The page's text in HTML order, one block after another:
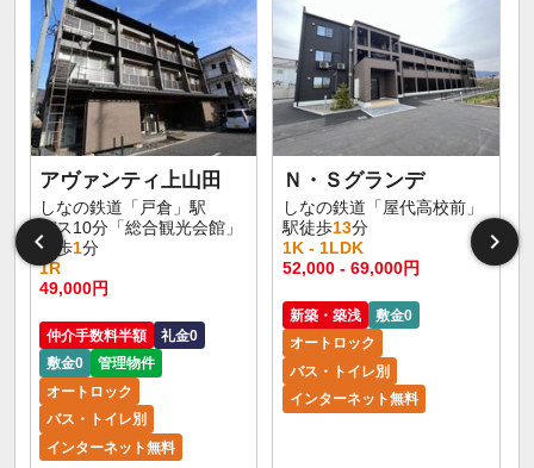
アヴァンティ上山田
しなの鉄道「戸倉」駅
バス10分「総合観光会館」
停歩1分
1R
49,000円
仲介手数料半額
礼金0
敷金0
管理物件
オートロック
バス・トイレ別
インターネット無料
Ｎ・Ｓグランデ
しなの鉄道「屋代高校前」
駅徒歩13分
1K - 1LDK
52,000 - 69,000円
新築・築浅
敷金0
オートロック
バス・トイレ別
インターネット無料